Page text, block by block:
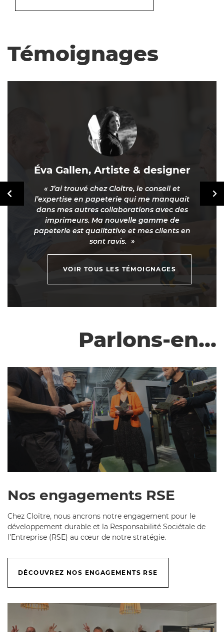
Témoignages
Éva Gallen, Artiste & designer
J’ai trouvé chez Cloître, le conseil et
l’expertise en papeterie qui me manquait
dans mes autres collaborations avec des
imprimeurs. Ma nouvelle gamme de
papeterie est qualitative et mes clients en
sont ravis.
VOIR TOUS LES TÉMOIGNAGES
Parlons-en...
Nos engagements RSE
Chez Cloître, nous ancrons notre engagement pour le
développement durable et la Responsabilité Sociétale de
l’Entreprise (RSE) au cœur de notre stratégie.
DÉCOUVREZ NOS ENGAGEMENTS RSE